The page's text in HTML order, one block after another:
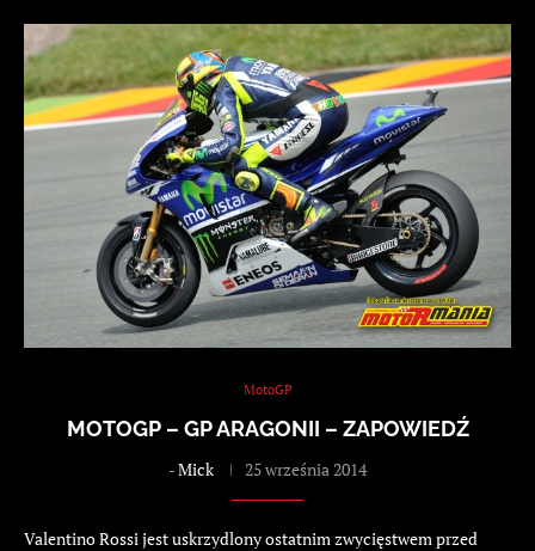
MotoGP
MOTOGP – GP ARAGONII – ZAPOWIEDŹ
-Mick 25 września 2014
Valentino Rossi jest uskrzydlony ostatnim zwycięstwem przed